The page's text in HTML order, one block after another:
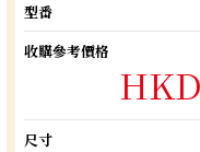
型番
收購參考價格
尺寸